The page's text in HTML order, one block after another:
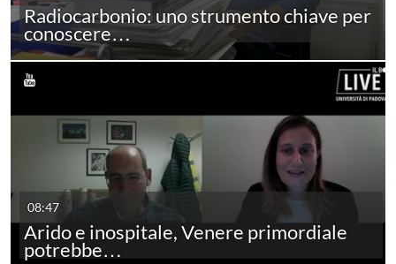
Radiocarbonio: uno strumento chiave per
conoscere…
08:47
Arido e inospitale, Venere primordiale
potrebbe…